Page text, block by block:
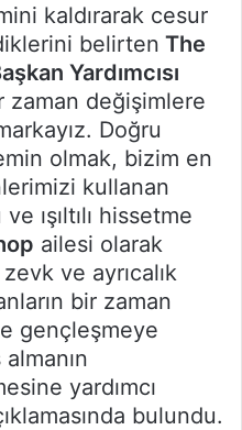
kaldırarak cesur
belirten The
Yardımcısı
zaman değişimlere
Doğru
olmak, bizim en
kullanan
ışıltılı hissetme
ailesi olarak
ve ayrıcalık
bir zaman
gençleşmeye
yardımcı
bulundu.